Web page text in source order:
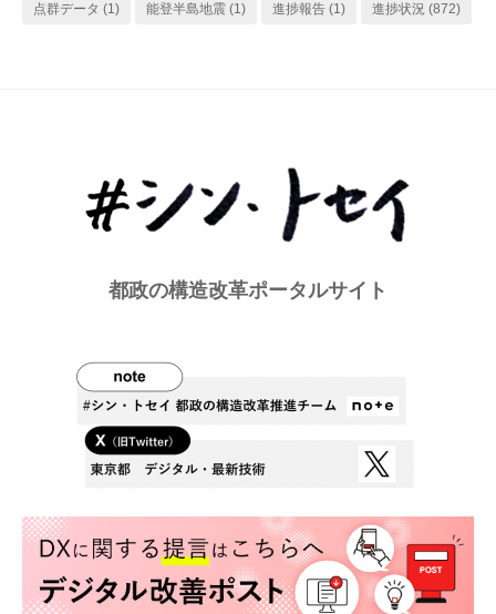
点群データ (1) 能登半島地震 (1) 進捗報告 (1) 進捗状況 (872)
都政の構造改革ポータルサイト